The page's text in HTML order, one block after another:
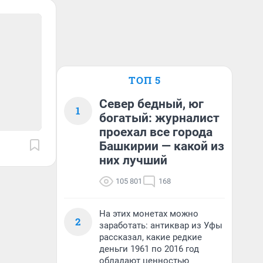
ТОП 5
1
Север бедный, юг
богатый: журналист
проехал все города
Башкирии — какой из
них лучший
105 801 168
2
На этих монетах можно
заработать: антиквар из Уфы
рассказал, какие редкие
деньги 1961 по 2016 год
обладают ценностью